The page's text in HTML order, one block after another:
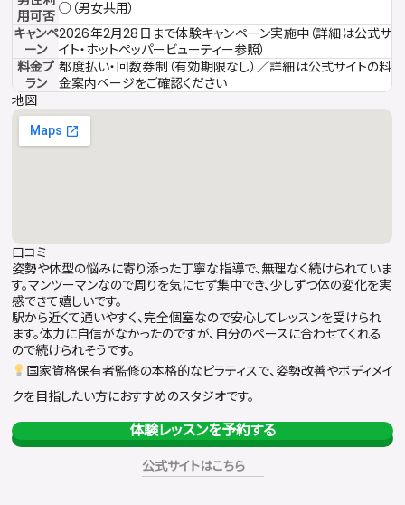
用可否 ○（男女共用）
キャンペ
ーン
2026年2月28日まで体験キャンペーン実施中（詳細は公式サ
イト・ホットペッパービューティー参照）
料金プ
ラン
都度払い・回数券制（有効期限なし）／詳細は公式サイトの料
金案内ページをご確認ください
地図
口コミ
姿勢や体型の悩みに寄り添った丁寧な指導で、無理なく続けられていま
す。マンツーマンなので周りを気にせず集中でき、少しずつ体の変化を実
感できて嬉しいです。
駅から近くて通いやすく、完全個室なので安心してレッスンを受けられ
ます。体力に自信がなかったのですが、自分のペースに合わせてくれる
ので続けられそうです。
国家資格保有者監修の本格的なピラティスで、姿勢改善やボディメイ
クを目指したい方におすすめのスタジオです。
体験レッスンを予約する
公式サイトはこちら